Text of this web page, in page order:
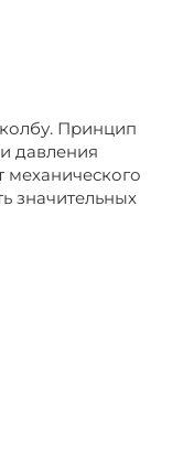
Принцип
давления
механического
значительных